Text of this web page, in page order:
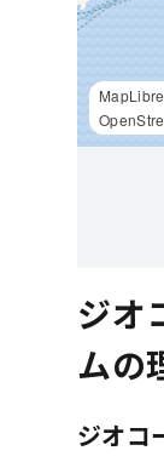
MapLibre
ジオ
ムの
ジオコ